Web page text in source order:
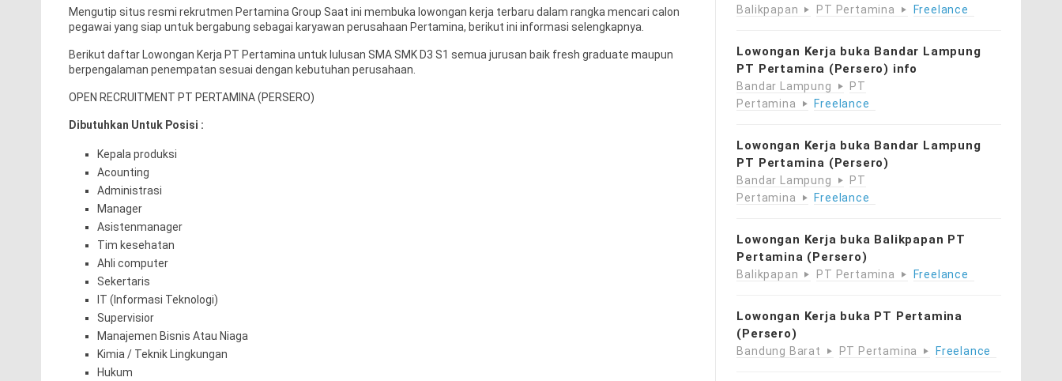
Mengutip situs resmi rekrutmen Pertamina Group Saat ini membuka lowongan kerja terbaru dalam rangka mencari calon
pegawai yang siap untuk bergabung sebagai karyawan perusahaan Pertamina, berikut ini informasi selengkapnya.
Berikut daftar Lowongan Kerja PT Pertamina untuk lulusan SMA SMK D3 S1 semua jurusan baik fresh graduate maupun
berpengalaman penempatan sesuai dengan kebutuhan perusahaan.
OPEN RECRUITMENT PT PERTAMINA (PERSERO)
Dibutuhkan Untuk Posisi :
Kepala produksi
Acounting
Administrasi
Manager
Asistenmanager
Tim kesehatan
Ahli computer
Sekertaris
IT (Informasi Teknologi)
Supervisior
Manajemen Bisnis Atau Niaga
Kimia / Teknik Lingkungan
Hukum
Balikpapan PT Pertamina Freelance
Lowongan Kerja buka Bandar Lampung
PT Pertamina (Persero) info
Bandar Lampung
PT
Pertamina
Freelance
Lowongan Kerja buka Bandar Lampung
PT Pertamina (Persero)
Bandar Lampung
PT
Pertamina
Freelance
Lowongan Kerja buka Balikpapan PT
Pertamina (Persero)
Balikpapan PT Pertamina Freelance
Lowongan Kerja buka PT Pertamina
(Persero)
Bandung Barat PT Pertamina Freelance